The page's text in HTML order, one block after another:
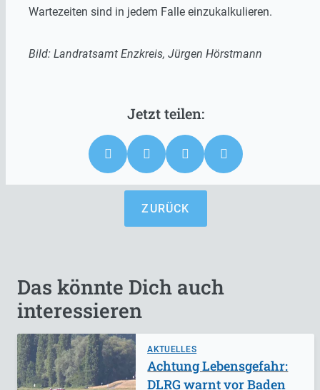
Wartezeiten sind in jedem Falle einzukalkulieren.
Bild: Landratsamt Enzkreis, Jürgen Hörstmann
ZURÜCK
Das könnte Dich auch
interessieren
AKTUELLES
Achtung Lebensgefahr:
DLRG warnt vor Baden